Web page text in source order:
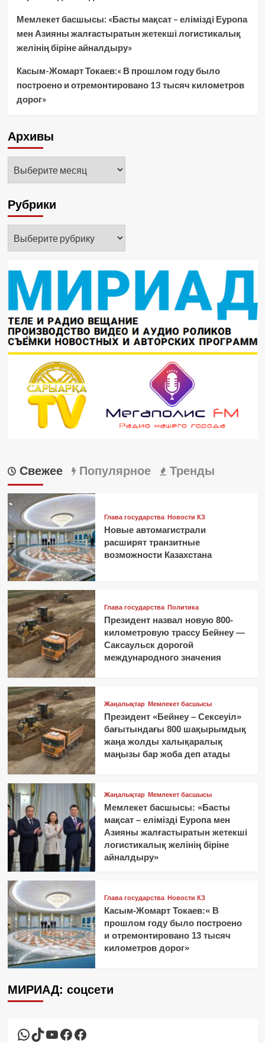
Мемлекет басшысы: «Басты мақсат – елімізді Еуропа
мен Азияны жалғастыратын жетекші логистикалық
желінің біріне айналдыру»
Касым-Жомарт Токаев:« В прошлом году было
построено и отремонтировано 13 тысяч километров
дорог»
Архивы
Рубрики
Свежее Популярное Тренды
Глава государства Новости КЗ
Новые автомагистрали
расширят транзитные
возможности Казахстана
Глава государства Политика
Президент назвал новую 800-
километровую трассу Бейнеу —
Саксаульск дорогой
международного значения
Жаңалықтар Мемлекет басшысы
Президент «Бейнеу – Сексеуіл»
бағытындағы 800 шақырымдық
жаңа жолды халықаралық
маңызы бар жоба деп атады
Жаңалықтар Мемлекет басшысы
Мемлекет басшысы: «Басты
мақсат – елімізді Еуропа мен
Азияны жалғастыратын жетекші
логистикалық желінің біріне
айналдыру»
Глава государства Новости КЗ
Касым-Жомарт Токаев:« В
прошлом году было построено
и отремонтировано 13 тысяч
километров дорог»
МИРИАД: соцсети
WhatsApp
TikTok
YouTube
Facebook
Facebook